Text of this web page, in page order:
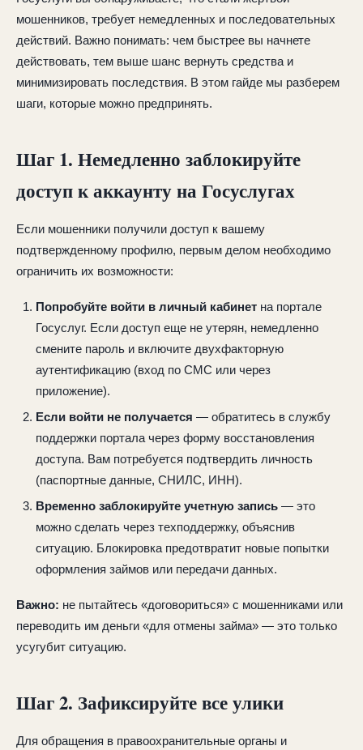
мошенников, требует немедленных и последовательных
действий. Важно понимать: чем быстрее вы начнете
действовать, тем выше шанс вернуть средства и
минимизировать последствия. В этом гайде мы разберем
шаги, которые можно предпринять.
Шаг 1. Немедленно заблокируйте
доступ к аккаунту на Госуслугах
Если мошенники получили доступ к вашему
подтвержденному профилю, первым делом необходимо
ограничить их возможности:
Попробуйте войти в личный кабинет на портале
Госуслуг. Если доступ еще не утерян, немедленно
смените пароль и включите двухфакторную
аутентификацию (вход по СМС или через
приложение).
Если войти не получается — обратитесь в службу
поддержки портала через форму восстановления
доступа. Вам потребуется подтвердить личность
(паспортные данные, СНИЛС, ИНН).
Временно заблокируйте учетную запись — это
можно сделать через техподдержку, объяснив
ситуацию. Блокировка предотвратит новые попытки
оформления займов или передачи данных.
Важно: не пытайтесь «договориться» с мошенниками или
переводить им деньги «для отмены займа» — это только
усугубит ситуацию.
Шаг 2. Зафиксируйте все улики
Для обращения в правоохранительные органы и